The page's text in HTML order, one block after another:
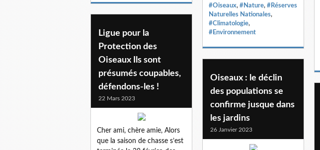
#Oiseaux, #Nature, #Réserves
Naturelles Nationales,
#Climatologie,
#Environnement
Ligue pour la
Protection des
Oiseaux Ils sont
présumés coupables,
défendons-les !
22 Mars 2023
Cher ami, chère amie, Alors
que la saison de chasse s’est
Oiseaux : le déclin
des populations se
confirme jusque dans
les jardins
26 Janvier 2023